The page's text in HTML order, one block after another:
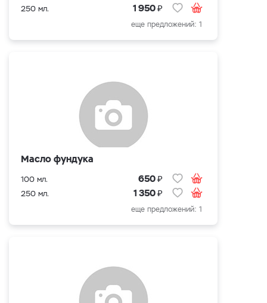
250 мл. 1 950₽
еще предложений: 1
Масло фундука
100 мл. 650₽
250 мл. 1 350₽
еще предложений: 1